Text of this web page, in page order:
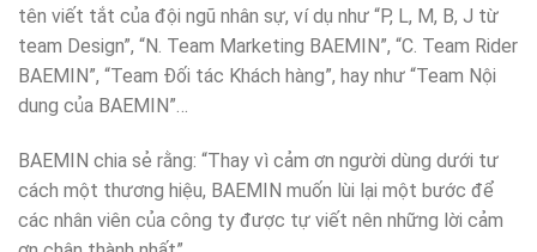
tên viết tắt của đội ngũ nhân sự, ví dụ như “P, L, M, B, J từ
team Design”, “N. Team Marketing BAEMIN”, “C. Team Rider
BAEMIN”, “Team Đối tác Khách hàng”, hay như “Team Nội
dung của BAEMIN”…
BAEMIN chia sẻ rằng: “Thay vì cảm ơn người dùng dưới tư
cách một thương hiệu, BAEMIN muốn lùi lại một bước để
các nhân viên của công ty được tự viết nên những lời cảm